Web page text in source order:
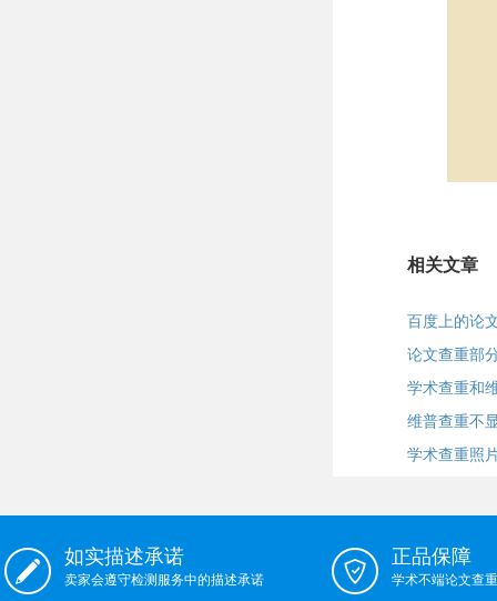
相关文章
百度上的论
论文查重部
学术查重和
维普查重不
学术查重照
如实描述承诺
卖家会遵守检测服务中的描述承诺
正品保障
学术不端论文查